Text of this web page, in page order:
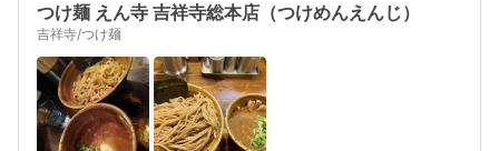
つけ麺 えん寺 吉祥寺総本店（つけめんえんじ）
吉祥寺/つけ麺